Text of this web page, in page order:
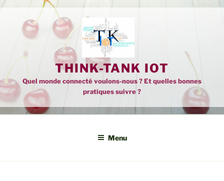
Aller
contenu
principal
THINK-TANK IOT
Quel monde connecté voulons-nous ? Et quelles bonnes
pratiques suivre ?
Menu